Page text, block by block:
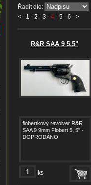
Řadit dle:
< - 1 - 2 - 3 - 4 - 5 - 6 - >
R&R SAA 9 5,5"
flobertkový revolver R&R
SAA 9 9mm Flobert 5, 5" -
DOPRODÁNO
ks